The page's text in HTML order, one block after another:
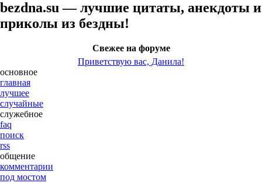
bezdna.su — лучшие цитаты, анекдоты и
приколы из бездны!
Свежее на форуме
Приветствую вас, Данила!
основное
главная
лучшее
случайные
служебное
faq
поиск
rss
общение
комментарии
под мостом